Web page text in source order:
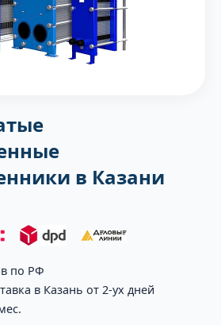
в Казани
по РФ
в Казань от 2-ух дней